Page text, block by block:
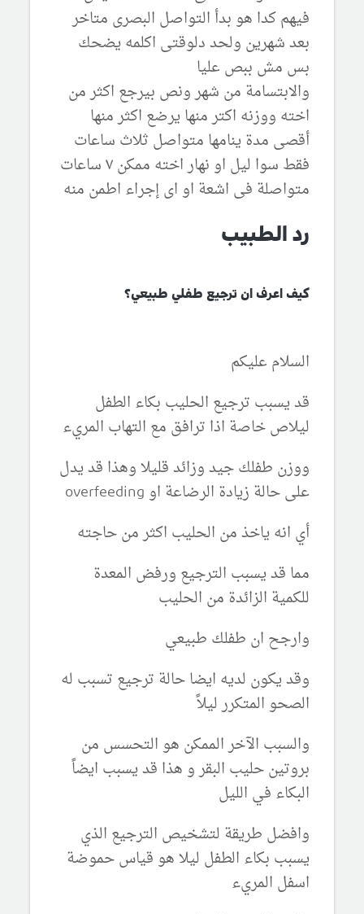
فيهم كدا هو بدأ التواصل البصرى متاخر
بعد شهرين ولحد دلوقتى اكلمه يضحك
بس مش ببص عليا
والابتسامة من شهر ونص بيرجع اكثر من
اخته ووزنه اكتر منها يرضع اكثر منها
أقصى مدة ينامها متواصل ثلاث ساعات
فقط سوا ليل او نهار اخته ممكن ٧ ساعات
متواصلة فى اشعة او اى إجراء اطمن منه
رد الطبيب
كيف اعرف ان ترجيع طفلي طبيعي؟
السلام عليكم
قد يسبب ترجيع الحليب بكاء الطفل
ليلاص خاصة اذا ترافق مع التهاب المريء
ووزن طفلك جيد وزائد قليلا وهذا قد يدل
على حالة زيادة الرضاعة او overfeeding
أي انه ياخذ من الحليب اكثر من حاجته
مما قد يسبب الترجيع ورفض المعدة
للكمية الزائدة من الحليب
وارجح ان طفلك طبيعي
وقد يكون لديه ايضا حالة ترجيع تسبب له
الصحو المتكرر ليلاً
والسبب الآخر الممكن هو التحسس من
بروتين حليب البقر و هذا قد يسبب ايضاً
البكاء في الليل
وافضل طريقة لتشخيص الترجيع الذي
يسبب بكاء الطفل ليلا هو قياس حموضة
اسفل المريء